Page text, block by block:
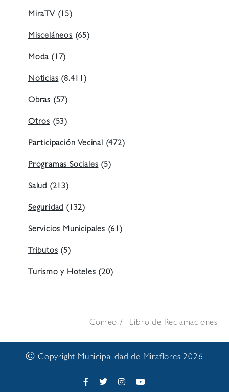
MiraTV(15)
Misceláneos(65)
Moda(17)
Noticias(8.411)
Obras (57)
Otros (53)
Participación Vecinal(472)
Programas Sociales(5)
Salud (213)
Seguridad(132)
Servicios Municipales(61)
Tributos(5)
Turismo y Hoteles(20)
Correo Libro de Reclamaciones
© Copyright Municipalidad de Miraflores 2026